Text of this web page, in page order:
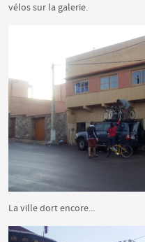
vélos sur la galerie.
La ville dort encore...